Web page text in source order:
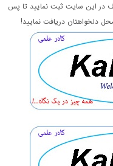
در این سایت ثبت نمایید تا پس
دلخواهتان دریافت نمایید!